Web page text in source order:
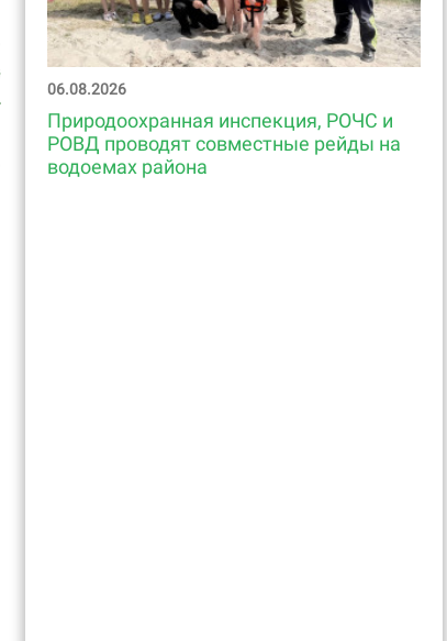
06.08.2026
Природоохранная инспекция, РОЧС и
РОВД проводят совместные рейды на
водоемах района